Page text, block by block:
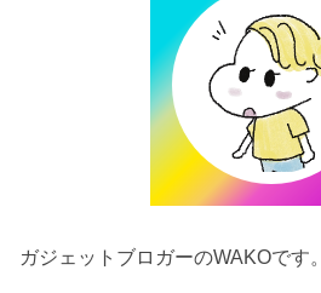
ガジェットブロガーのWAKOです。